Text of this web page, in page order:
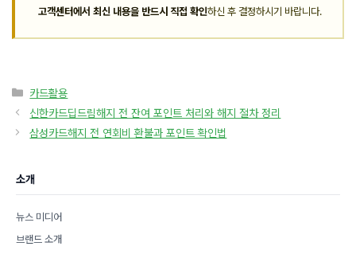
고객센터에서 최신 내용을 반드시 직접 확인하신 후 결정하시기 바랍니다.
카
테
리
카드활용
신한카드딥드림해지 전 잔여 포인트 처리와 해지 절차 정리
삼성카드해지 전 연회비 환불과 포인트 확인법
소개
뉴스 미디어
브랜드 소개